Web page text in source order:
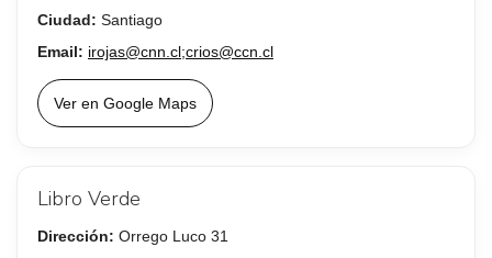
Ciudad: Santiago
Email: irojas@cnn.cl;crios@ccn.cl
Ver en Google Maps
Libro Verde
Dirección: Orrego Luco 31